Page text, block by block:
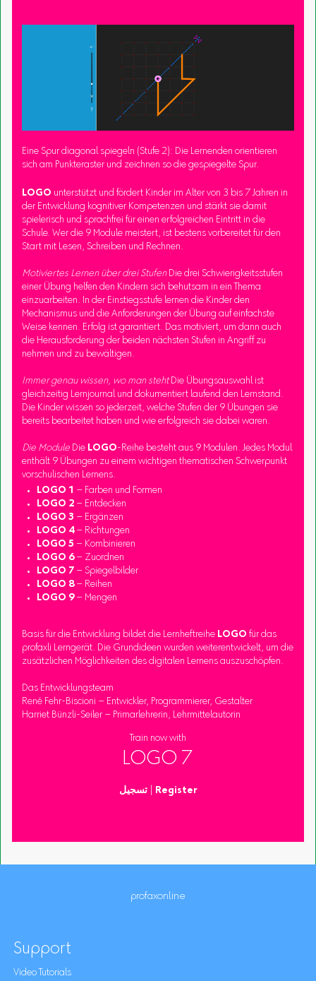
Eine Spur diagonal spiegeln (Stufe 2): Die Lernenden orientieren
sich am Punkteraster und zeichnen so die gespiegelte Spur.
LOGO unterstützt und fördert Kinder im Alter von 3 bis 7 Jahren in
der Entwicklung kognitiver Kompetenzen und stärkt sie damit
spielerisch und sprachfrei für einen erfolgreichen Eintritt in die
Schule. Wer die 9 Module meistert, ist bestens vorbereitet für den
Start mit Lesen, Schreiben und Rechnen.
Motiviertes Lernen über drei StufenDie drei Schwierigkeitsstufen
einer Übung helfen den Kindern sich behutsam in ein Thema
einzuarbeiten. In der Einstiegsstufe lernen die Kinder den
Mechanismus und die Anforderungen der Übung auf einfachste
Weise kennen. Erfolg ist garantiert. Das motiviert, um dann auch
die Herausforderung der beiden nächsten Stufen in Angriff zu
nehmen und zu bewältigen.
Immer genau wissen, wo man stehtDie Übungsauswahl ist
gleichzeitig Lernjournal und dokumentiert laufend den Lernstand.
Die Kinder wissen so jederzeit, welche Stufen der 9 Übungen sie
bereits bearbeitet haben und wie erfolgreich sie dabei waren.
Die Module Die LOGO-Reihe besteht aus 9 Modulen. Jedes Modul
enthält 9 Übungen zu einem wichtigen thematischen Schwerpunkt
vorschulischen Lernens.
LOGO 1 – Farben und Formen
LOGO 2 – Entdecken
LOGO 3 – Ergänzen
LOGO 4– Richtungen
LOGO 5 – Kombinieren
LOGO 6– Zuordnen
LOGO 7 – Spiegelbilder
LOGO 8– Reihen
LOGO 9– Mengen
Basis für die Entwicklung bildet die Lernheftreihe LOGO für das
profaxli Lerngerät. Die Grundideen wurden weiterentwickelt, um die
zusätzlichen Möglichkeiten des digitalen Lernens auszuschöpfen.
Das Entwicklungsteam
René Fehr-Biscioni – Entwickler, Programmierer, Gestalter
Harriet Bünzli-Seiler – Primarlehrerin, Lehrmittelautorin
Train now with
LOGO 7
تسجيل| Register
profaxonline
Support
Video Tutorials